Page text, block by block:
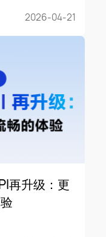
2026-04-21
再升级：更